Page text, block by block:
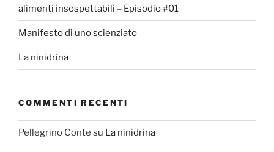
alimenti insospettabili – Episodio #01
Manifesto di uno scienziato
La ninidrina
COMMENTI RECENTI
Pellegrino Conte su La ninidrina